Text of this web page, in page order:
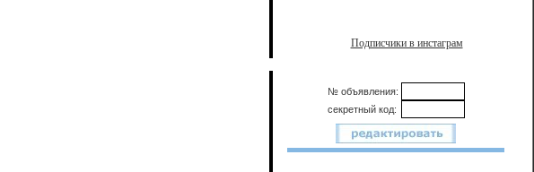
Подписчики в инстаграм
№ объявления:
секретный код: